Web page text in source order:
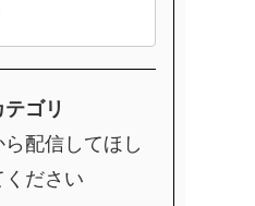
ゴリ
配信してほし
ださい